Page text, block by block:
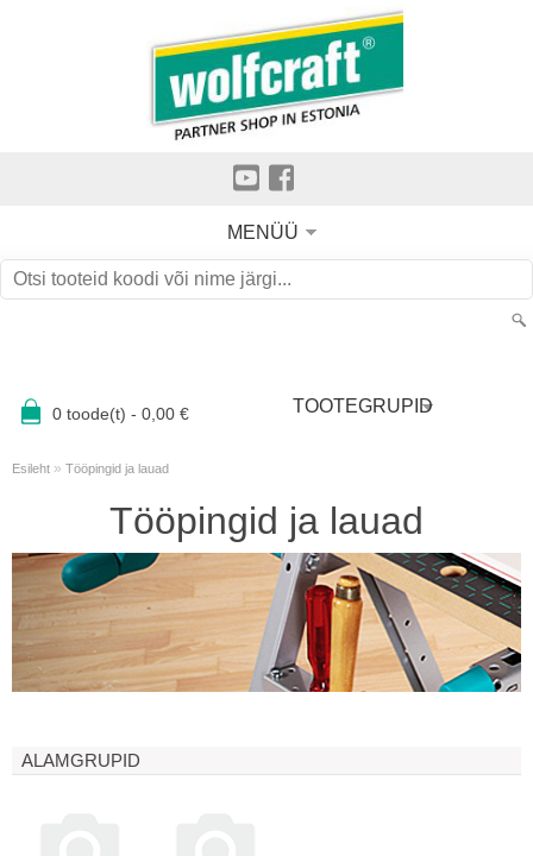
MENÜÜ
0 toode(t) - 0,00 € TOOTEGRUPID
Esileht » Tööpingid ja lauad
Tööpingid ja lauad
ALAMGRUPID